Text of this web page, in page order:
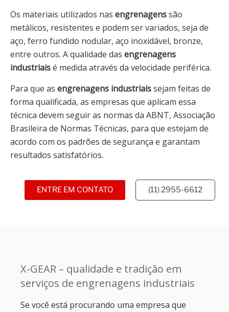
Os materiais utilizados nas engrenagenssão
metálicos, resistentes e podem ser variados, seja de
aço, ferro fundido nodular, aço inoxidável, bronze,
entre outros. A qualidade das engrenagens
industriaisé medida através da velocidade periférica.
Para que as engrenagens industriaissejam feitas de
forma qualificada, as empresas que aplicam essa
técnica devem seguir as normas da ABNT, Associação
Brasileira de Normas Técnicas, para que estejam de
acordo com os padrões de segurança e garantam
resultados satisfatórios.
ENTRE EM CONTATO (11) 2955-6612
X-GEAR – qualidade e tradição em
serviços de engrenagens industriais
Se você está procurando uma empresa que